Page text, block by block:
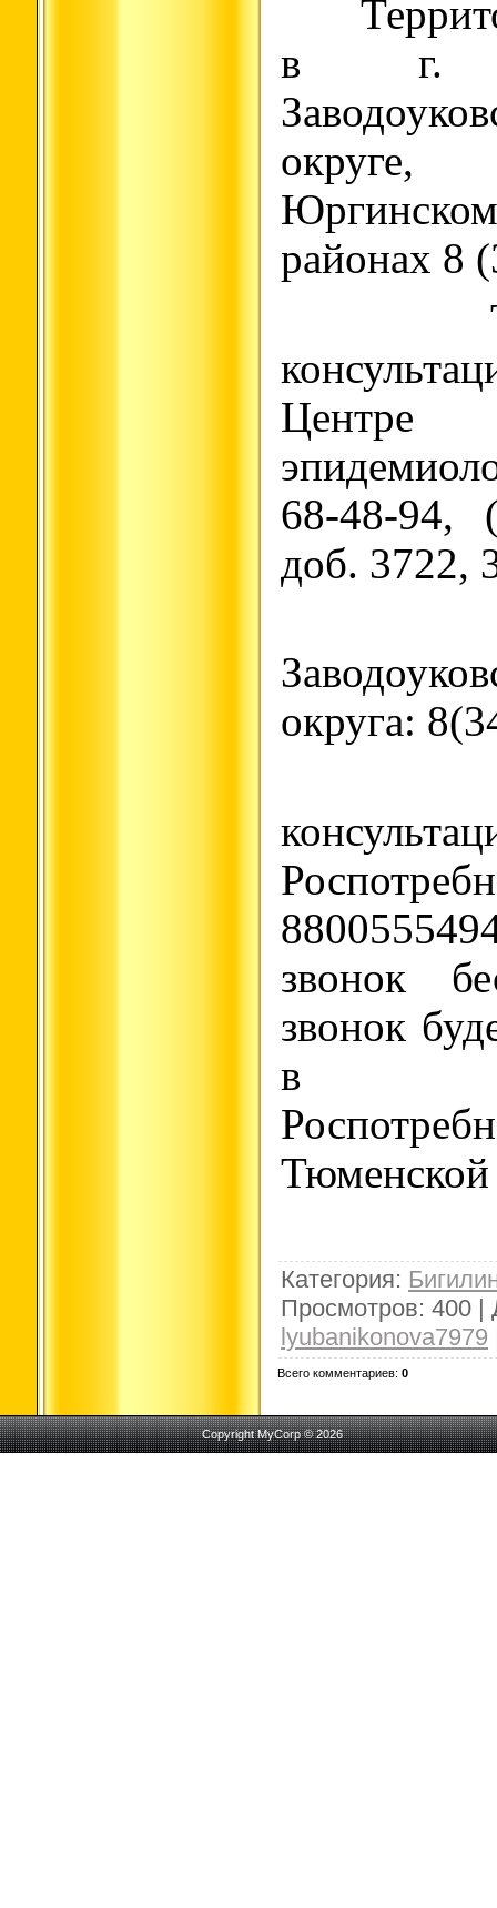
в г.
округе,
районах 8
68-48-94,
доб. 3722,
округа:
звонок
звонок
в
Тюменской
Категория:
Просмотров: 400 |
lyubanikonova7979
Всего комментариев: 0
Copyright MyCorp © 2026